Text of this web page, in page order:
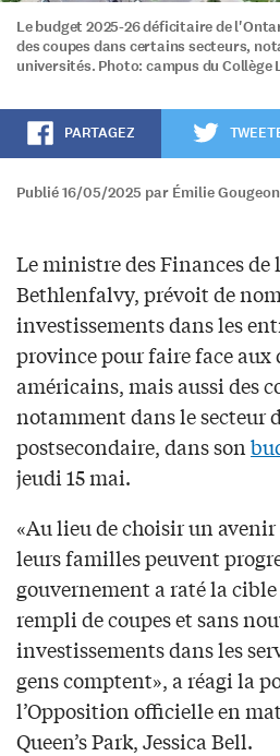
Le budget 2025-26 déficitaire de
des coupes dans certains secteurs,
universités. Photo: campus du Collège
PARTAGEZ
Publié 16/05/2025 par Émilie
Le ministre des Finances de
Bethlenfalvy, prévoit de
investissements dans les
province pour faire face aux
américains, mais aussi des
notamment dans le secteur
postsecondaire, dans son
jeudi 15 mai.
«Au lieu de choisir un
leurs familles peuvent
gouvernement a raté la
rempli de coupes et sans
investissements dans les
gens comptent», a réagi la
l’Opposition officielle en
Queen’s Park, Jessica Bell.